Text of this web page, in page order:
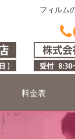
フィルム
料金表